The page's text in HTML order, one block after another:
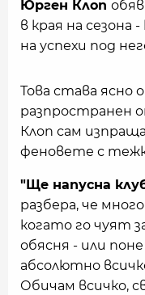
Юрген Клоп
в края на сезона
на успехи под
Това става ясно
разпространен
Клоп сам
феновете с
"Ще напусна
разбера, че
когато го чуят
обясня - или
абсолютно
Обичам всичко,